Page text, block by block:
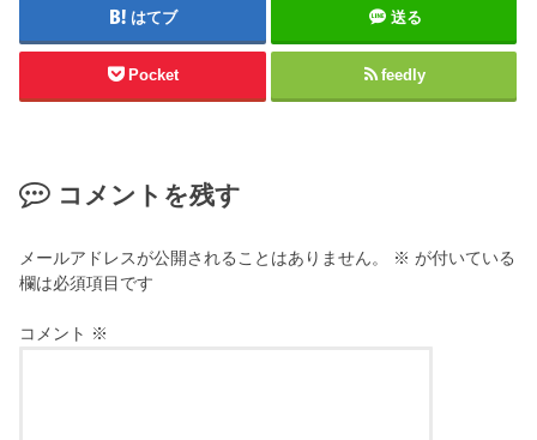
はてブ 送る
Pocket feedly
コメントを残す
メールアドレスが公開されることはありません。 ※ が付いている
欄は必須項目です
コメント ※